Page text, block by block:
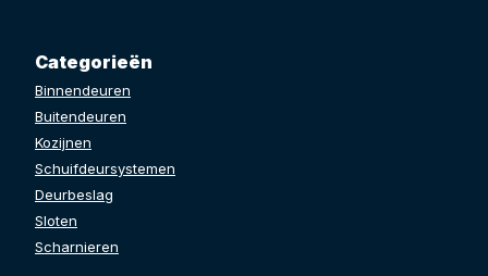
Categorieën
Binnendeuren
Buitendeuren
Kozijnen
Schuifdeursystemen
Deurbeslag
Sloten
Scharnieren